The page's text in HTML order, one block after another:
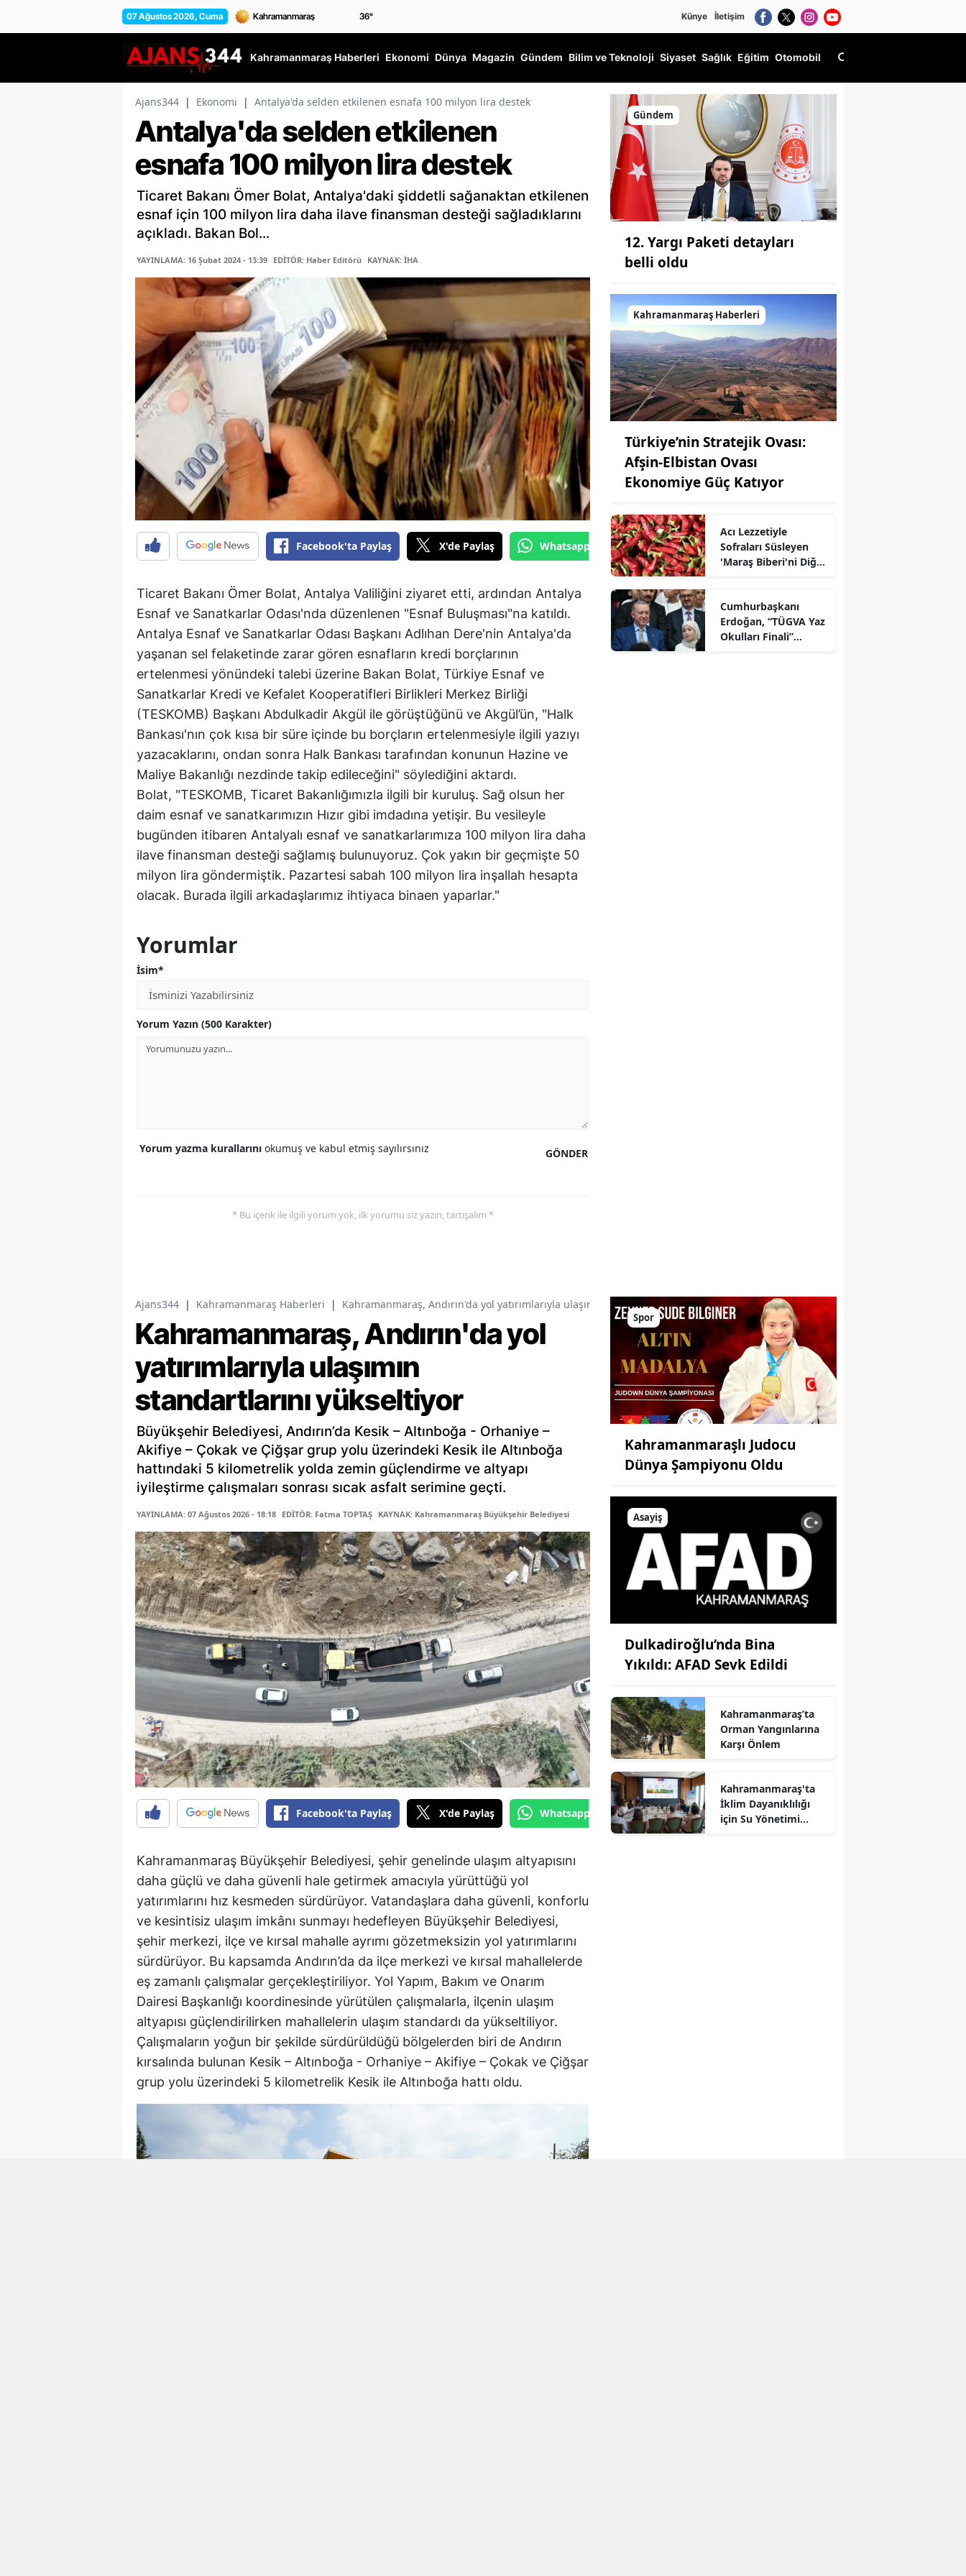
07 Ağustos 2026, Cuma 36° Künye İletişim
Kahramanmaraş Haberleri Ekonomi Dünya Magazin Gündem Bilim ve Teknoloji Siyaset Sağlık Eğitim Otomobil
Ajans344 | Ekonomi | Antalya'da selden etkilenen esnafa 100 milyon lira destek
Antalya'da selden etkilenen
esnafa 100 milyon lira destek
Ticaret Bakanı Ömer Bolat, Antalya'daki şiddetli sağanaktan etkilenen
esnaf için 100 milyon lira daha ilave finansman desteği sağladıklarını
açıkladı. Bakan Bol...
YAYINLAMA: 16 Şubat 2024 - 13:39 EDİTÖR: Haber Editörü KAYNAK: İHA
Facebook'ta Paylaş X'de Paylaş Whatsapp'tan Gönder
Ticaret Bakanı Ömer Bolat, Antalya Valiliğini ziyaret etti, ardından Antalya
Esnaf ve Sanatkarlar Odası'nda düzenlenen "Esnaf Buluşması"na katıldı.
Antalya Esnaf ve Sanatkarlar Odası Başkanı Adlıhan Dere'nin Antalya'da
yaşanan sel felaketinde zarar gören esnafların kredi borçlarının
ertelenmesi yönündeki talebi üzerine Bakan Bolat, Türkiye Esnaf ve
Sanatkarlar Kredi ve Kefalet Kooperatifleri Birlikleri Merkez Birliği
(TESKOMB) Başkanı Abdulkadir Akgül ile görüştüğünü ve Akgül’ün, "Halk
Bankası'nın çok kısa bir süre içinde bu borçların ertelenmesiyle ilgili yazıyı
yazacaklarını, ondan sonra Halk Bankası tarafından konunun Hazine ve
Maliye Bakanlığı nezdinde takip edileceğini" söylediğini aktardı.
Bolat, "TESKOMB, Ticaret Bakanlığımızla ilgili bir kuruluş. Sağ olsun her
daim esnaf ve sanatkarımızın Hızır gibi imdadına yetişir. Bu vesileyle
bugünden itibaren Antalyalı esnaf ve sanatkarlarımıza 100 milyon lira daha
ilave finansman desteği sağlamış bulunuyoruz. Çok yakın bir geçmişte 50
milyon lira göndermiştik. Pazartesi sabah 100 milyon lira inşallah hesapta
olacak. Burada ilgili arkadaşlarımız ihtiyaca binaen yaparlar."
Yorumlar
İsim*
Yorum Yazın (500 Karakter)
GÖNDER
Yorum yazma kurallarını okumuş ve kabul etmiş sayılırsınız
* Bu içerik ile ilgili yorum yok, ilk yorumu siz yazın, tartışalım *
Gündem
12. Yargı Paketi detayları
belli oldu
Kahramanmaraş Haberleri
Türkiye’nin Stratejik Ovası:
Afşin-Elbistan Ovası
Ekonomiye Güç Katıyor
Acı Lezzetiyle
Sofraları Süsleyen
'Maraş Biberi'ni Diğer
Cumhurbaşkanı
Erdoğan, “TÜGVA Yaz
Okulları Finali”
Ajans344 | Kahramanmaraş Haberleri | Kahramanmaraş, Andırın'da yol yatırımlarıyla ulaşımın standartlarını yükseltiyor
Kahramanmaraş, Andırın'da yol
yatırımlarıyla ulaşımın
standartlarını yükseltiyor
Büyükşehir Belediyesi, Andırın’da Kesik – Altınboğa - Orhaniye –
Akifiye – Çokak ve Çiğşar grup yolu üzerindeki Kesik ile Altınboğa
hattındaki 5 kilometrelik yolda zemin güçlendirme ve altyapı
iyileştirme çalışmaları sonrası sıcak asfalt serimine geçti.
YAYINLAMA: 07 Ağustos 2026 - 18:18 EDİTÖR: Fatma TOPTAŞ KAYNAK: Kahramanmaraş Büyükşehir Belediyesi
Facebook'ta Paylaş X'de Paylaş Whatsapp'tan Gönder
Kahramanmaraş Büyükşehir Belediyesi, şehir genelinde ulaşım altyapısını
daha güçlü ve daha güvenli hale getirmek amacıyla yürüttüğü yol
yatırımlarını hız kesmeden sürdürüyor. Vatandaşlara daha güvenli, konforlu
ve kesintisiz ulaşım imkânı sunmayı hedefleyen Büyükşehir Belediyesi,
şehir merkezi, ilçe ve kırsal mahalle ayrımı gözetmeksizin yol yatırımlarını
sürdürüyor. Bu kapsamda Andırın’da da ilçe merkezi ve kırsal mahallelerde
eş zamanlı çalışmalar gerçekleştiriliyor. Yol Yapım, Bakım ve Onarım
Dairesi Başkanlığı koordinesinde yürütülen çalışmalarla, ilçenin ulaşım
altyapısı güçlendirilirken mahallelerin ulaşım standardı da yükseltiliyor.
Çalışmaların yoğun bir şekilde sürdürüldüğü bölgelerden biri de Andırın
kırsalında bulunan Kesik – Altınboğa - Orhaniye – Akifiye – Çokak ve Çiğşar
grup yolu üzerindeki 5 kilometrelik Kesik ile Altınboğa hattı oldu.
Spor
Kahramanmaraşlı Judocu
Dünya Şampiyonu Oldu
Asayiş
Dulkadiroğlu’nda Bina
Yıkıldı: AFAD Sevk Edildi
Kahramanmaraş’ta
Orman Yangınlarına
Karşı Önlem
Kahramanmaraş'ta
İklim Dayanıklılığı
için Su Yönetimi